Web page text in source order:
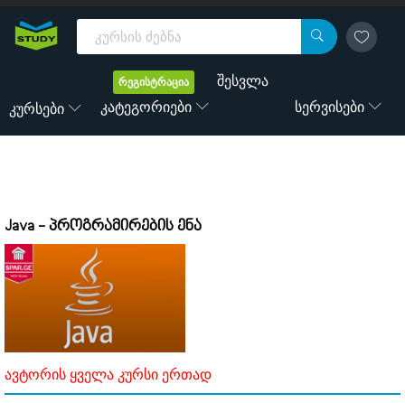
რეგისტრაცია შესვლა
Კურსები Სერვისები
Კატეგორიები
Java - პროგრამირების ენა
ავტორის ყველა კურსი ერთად